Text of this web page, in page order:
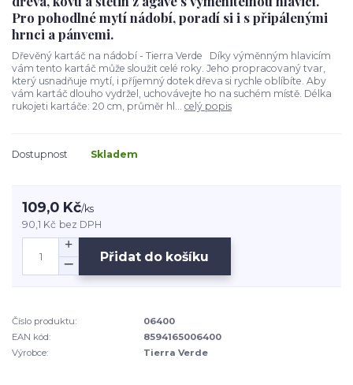
Pro pohodlné mytí nádobí, poradí si i s připálenými
hrnci a pánvemi.
Dřevěný kartáč na nádobí - Tierra Verde Díky výměnným hlavicím
vám tento kartáč může sloužit celé roky. Jeho propracovaný tvar,
který usnadňuje mytí, i příjemný dotek dřeva si rychle oblíbíte. Aby
vám kartáč dlouho vydržel, uchovávejte ho na suchém místě. Délka
rukojeti kartáče: 20 cm, průměr hl... celý popis
Dostupnost Skladem
109,0 Kč/ks
90,1 Kč bez DPH
Přidat do košíku
Číslo produktu:
06400
EAN kód:
8594165006400
Výrobce:
Tierra Verde